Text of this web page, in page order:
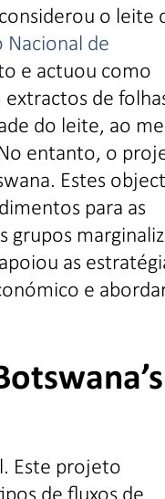
o leite
de
e actuou como
de
do leite, ao
entanto, o
Estes
para as
grupos
as
e
Este projeto
de fluxos de